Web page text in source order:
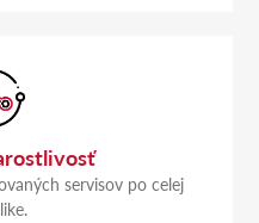
servisov po celej